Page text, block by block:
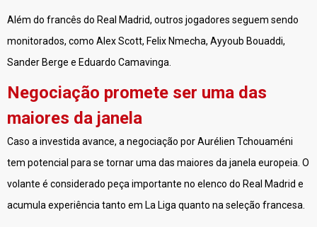
Além do francês do Real Madrid, outros jogadores seguem sendo
monitorados, como Alex Scott, Felix Nmecha, Ayyoub Bouaddi,
Sander Berge e Eduardo Camavinga.
Negociação promete ser uma das
maiores da janela
Caso a investida avance, a negociação por Aurélien Tchouaméni
tem potencial para se tornar uma das maiores da janela europeia. O
volante é considerado peça importante no elenco do Real Madrid e
acumula experiência tanto em La Liga quanto na seleção francesa.